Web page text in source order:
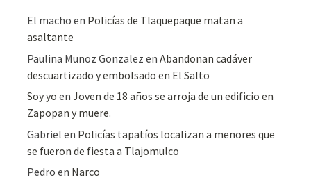
El macho en Policías de Tlaquepaque matan a
asaltante
Paulina Munoz Gonzalez enAbandonan cadáver
descuartizado y embolsado en El Salto
Soy yo enJoven de 18 años se arroja de un edificio en
Zapopan y muere.
Gabriel en Policías tapatíos localizan a menores que
se fueron de fiesta a Tlajomulco
Pedro en Narco